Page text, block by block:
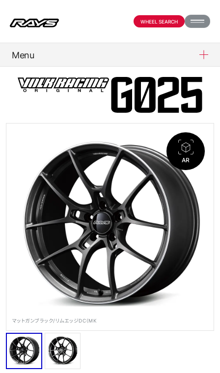
WHEEL SEARCH
Menu
PRODUCTS
PARTNER SHOP
NEWS
OFFICIAL SNS
Store
AR
マットガンブラック/リムエッジDC（MK